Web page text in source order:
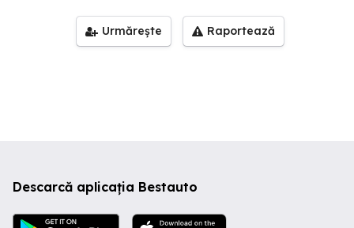
Urmărește Raportează
Descarcă aplicația Bestauto